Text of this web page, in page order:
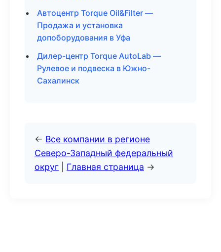
Автоцентр Torque Oil&Filter —
Продажа и установка
допоборудования в Уфа
Дилер-центр Torque AutoLab —
Рулевое и подвеска в Южно-
Сахалинск
← Все компании в регионе
Северо-Западный федеральный
округ
Главная страница →